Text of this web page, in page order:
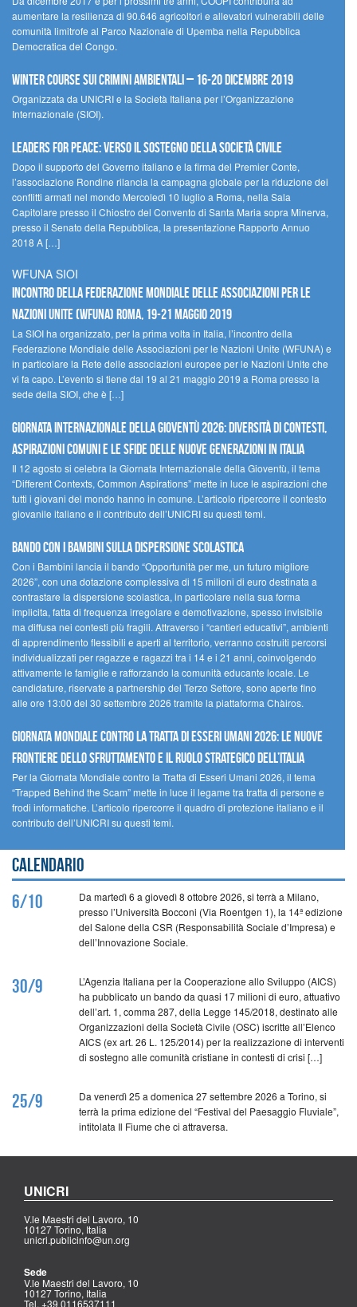
aumentare la resilienza di 90.646 agricoltori e allevatori vulnerabili delle
comunità limitrofe al Parco Nazionale di Upemba nella Repubblica
Democratica del Congo.
Winter Course sui Crimini Ambientali – 16-20 Dicembre 2019
Organizzata da UNICRI e la Società Italiana per l’Organizzazione
Internazionale (SIOI).
Leaders for peace: verso il sostegno della società civile
Dopo il supporto del Governo italiano e la firma del Premier Conte,
l’associazione Rondine rilancia la campagna globale per la riduzione dei
conflitti armati nel mondo Mercoledì 10 luglio a Roma, nella Sala
Capitolare presso il Chiostro del Convento di Santa Maria sopra Minerva,
presso il Senato della Repubblica, la presentazione Rapporto Annuo
2018 A […]
WFUNA SIOI
Incontro della Federazione Mondiale delle Associazioni per le
Nazioni Unite (WFUNA) Roma, 19-21 maggio 2019
La SIOI ha organizzato, per la prima volta in Italia, l’incontro della
Federazione Mondiale delle Associazioni per le Nazioni Unite (WFUNA) e
in particolare la Rete delle associazioni europee per le Nazioni Unite che
vi fa capo. L’evento si tiene dal 19 al 21 maggio 2019 a Roma presso la
sede della SIOI, che è […]
GIORNATA INTERNAZIONALE DELLA GIOVENTÙ 2026: DIVERSITÀ DI CONTESTI,
ASPIRAZIONI COMUNI E LE SFIDE DELLE NUOVE GENERAZIONI IN ITALIA
Il 12 agosto si celebra la Giornata Internazionale della Gioventù, il tema
“Different Contexts, Common Aspirations” mette in luce le aspirazioni che
tutti i giovani del mondo hanno in comune. L’articolo ripercorre il contesto
giovanile italiano e il contributo dell’UNICRI su questi temi.
Bando Con i Bambini sulla dispersione scolastica
Con i Bambini lancia il bando “Opportunità per me, un futuro migliore
2026”, con una dotazione complessiva di 15 milioni di euro destinata a
contrastare la dispersione scolastica, in particolare nella sua forma
implicita, fatta di frequenza irregolare e demotivazione, spesso invisibile
ma diffusa nei contesti più fragili. Attraverso i “cantieri educativi”, ambienti
di apprendimento flessibili e aperti al territorio, verranno costruiti percorsi
individualizzati per ragazze e ragazzi tra i 14 e i 21 anni, coinvolgendo
attivamente le famiglie e rafforzando la comunità educante locale. Le
candidature, riservate a partnership del Terzo Settore, sono aperte fino
alle ore 13:00 del 30 settembre 2026 tramite la piattaforma Chàiros.
GIORNATA MONDIALE CONTRO LA TRATTA DI ESSERI UMANI 2026: LE NUOVE
FRONTIERE DELLO SFRUTTAMENTO E IL RUOLO STRATEGICO DELL’ITALIA
Per la Giornata Mondiale contro la Tratta di Esseri Umani 2026, il tema
“Trapped Behind the Scam” mette in luce il legame tra tratta di persone e
frodi informatiche. L’articolo ripercorre il quadro di protezione italiano e il
contributo dell’UNICRI su questi temi.
Calendario
6/10
Da martedì 6 a giovedì 8 ottobre 2026, si terrà a Milano,
presso l’Università Bocconi (Via Roentgen 1), la 14ª edizione
del Salone della CSR (Responsabilità Sociale d’Impresa) e
dell’Innovazione Sociale.
30/9
L’Agenzia Italiana per la Cooperazione allo Sviluppo (AICS)
ha pubblicato un bando da quasi 17 milioni di euro, attuativo
dell’art. 1, comma 287, della Legge 145/2018, destinato alle
Organizzazioni della Società Civile (OSC) iscritte all’Elenco
AICS (ex art. 26 L. 125/2014) per la realizzazione di interventi
di sostegno alle comunità cristiane in contesti di crisi […]
25/9
Da venerdì 25 a domenica 27 settembre 2026 a Torino, si
terrà la prima edizione del “Festival del Paesaggio Fluviale”,
intitolata Il Fiume che ci attraversa.
UNICRI
V.le Maestri del Lavoro, 10
10127 Torino, Italia
unicri.publicinfo@un.org
Sede
V.le Maestri del Lavoro, 10
10127 Torino, Italia
Tel. +39 0116537111